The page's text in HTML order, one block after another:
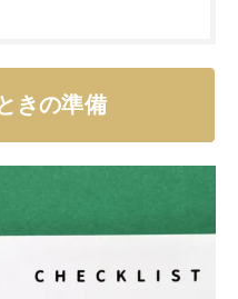
きの準備